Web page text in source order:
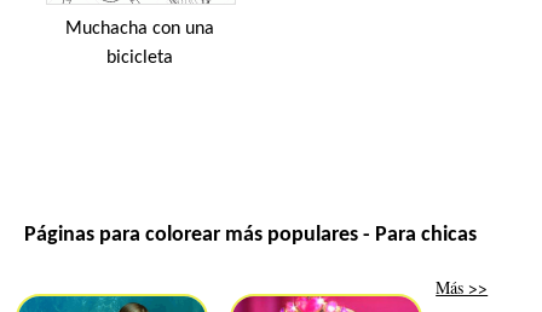
Muchacha con una
bicicleta
Páginas para colorear más populares - Para chicas
Más >>